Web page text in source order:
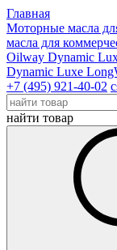
Главная
Моторные масла
масла для
Oilway Dynamic
Dynamic Luxe
+7 (495) 921-40-02
найти товар